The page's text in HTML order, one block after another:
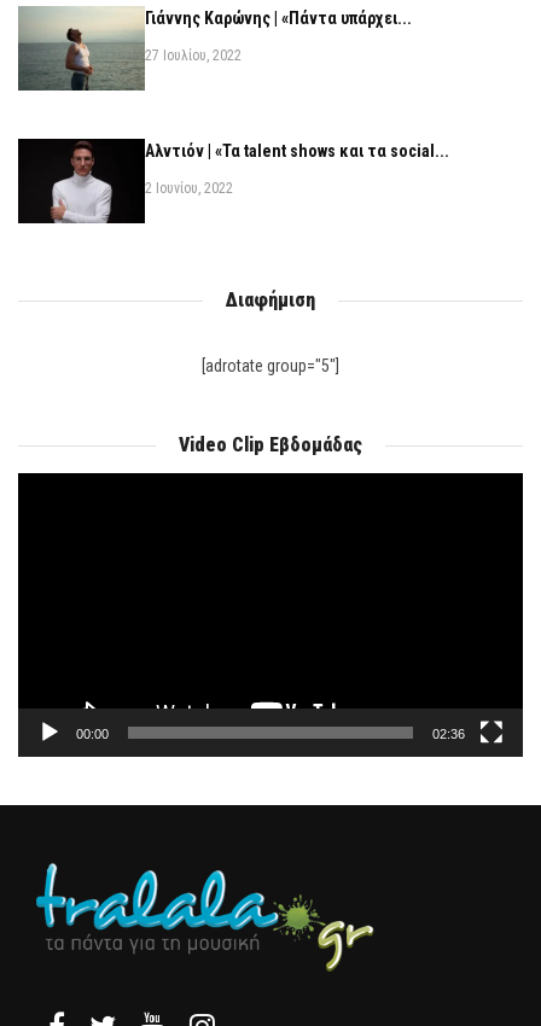
Γιάννης Καρώνης | «Πάντα υπάρχει...
27 Ιουλίου, 2022
Αλντιόν | «Τα talent shows και τα social...
2 Ιουνίου, 2022
Διαφήμιση
[adrotate group="5"]
Video Clip Εβδομάδας
00:00 02:36